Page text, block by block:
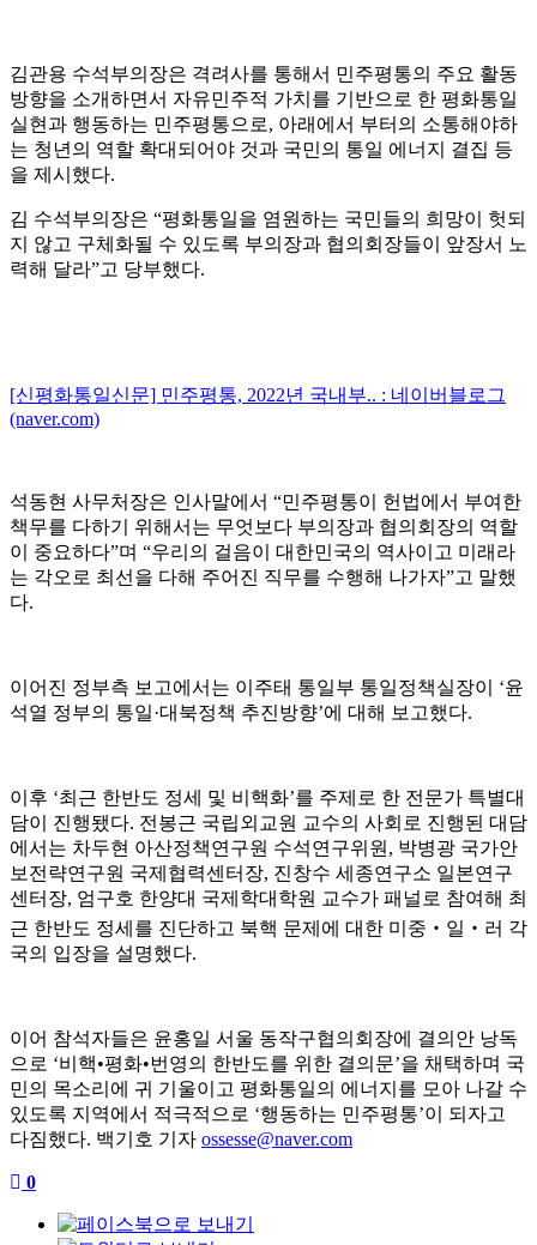
김관용 수석부의장은 격려사를 통해서 민주평통의 주요 활동
방향을 소개하면서 자유민주적 가치를 기반으로 한 평화통일
실현과 행동하는 민주평통으로, 아래에서 부터의 소통해야하
는 청년의 역할 확대되어야 것과 국민의 통일 에너지 결집 등
을 제시했다.
김 수석부의장은 “평화통일을 염원하는 국민들의 희망이 헛되
지 않고 구체화될 수 있도록 부의장과 협의회장들이 앞장서 노
력해 달라”고 당부했다.
[신평화통일신문] 민주평통, 2022년 국내부.. : 네이버블로그
(naver.com)
석동현 사무처장은 인사말에서 “민주평통이 헌법에서 부여한
책무를 다하기 위해서는 무엇보다 부의장과 협의회장의 역할
이 중요하다”며 “우리의 걸음이 대한민국의 역사이고 미래라
는 각오로 최선을 다해 주어진 직무를 수행해 나가자”고 말했
다.
이어진 정부측 보고에서는 이주태 통일부 통일정책실장이 ‘윤
석열 정부의 통일·대북정책 추진방향’에 대해 보고했다.
이후 ‘최근 한반도 정세 및 비핵화’를 주제로 한 전문가 특별대
담이 진행됐다. 전봉근 국립외교원 교수의 사회로 진행된 대담
에서는 차두현 아산정책연구원 수석연구위원 , 박병광 국가안
보전략연구원 국제협력센터장, 진창수 세종연구소 일본연구
센터장, 엄구호 한양대 국제학대학원 교수가 패널로 참여해 최
근 한반도 정세를 진단하고 북핵 문제에 대한 미중 ‧ 일 ‧ 러 각
국의 입장을 설명했다.
이어 참석자들은 윤홍일 서울 동작구협의회장에 결의안 낭독
으로 ‘비핵•평화•번영의 한반도를 위한 결의문’을 채택하며 국
민의 목소리에 귀 기울이고 평화통일의 에너지를 모아 나갈 수
있도록 지역에서 적극적으로 ‘행동하는 민주평통’이 되자고
다짐했다. 백기호 기자 ossesse@naver.com
0